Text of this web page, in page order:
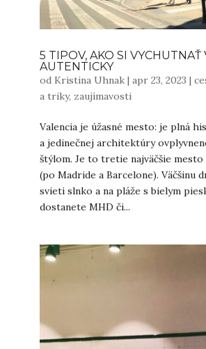
5 TIPOV, AKO SI VYCHUTNAŤ
AUTENTICKY
od Kristina Uhnak| apr 23, 2023 |
a triky, zaujímavosti
Valencia je úžasné mesto: je plná
a jedinečnej architektúry
štýlom. Je to tretie najväčšie mesto
(po Madride a Barcelone). Väčšinu
svieti slnko a na pláže s bielym
dostanete MHD či...